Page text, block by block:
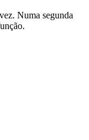
Numa segunda